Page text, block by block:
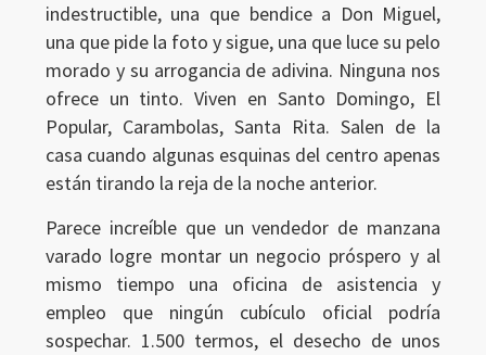
indestructible, una que bendice a Don Miguel,
una que pide la foto y sigue, una que luce su pelo
morado y su arrogancia de adivina. Ninguna nos
ofrece un tinto. Viven en Santo Domingo, El
Popular, Carambolas, Santa Rita. Salen de la
casa cuando algunas esquinas del centro apenas
están tirando la reja de la noche anterior.
Parece increíble que un vendedor de manzana
varado logre montar un negocio próspero y al
mismo tiempo una oficina de asistencia y
empleo que ningún cubículo oficial podría
sospechar. 1.500 termos, el desecho de unos